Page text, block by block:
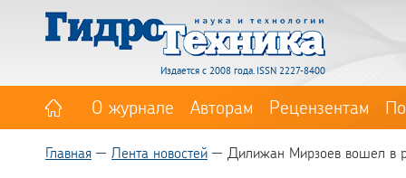
Издается с 2008 года. ISSN 2227-8400
О журнале Авторам Рецензентам
Главная Лента новостей Дилижан Мирзоев вошел в